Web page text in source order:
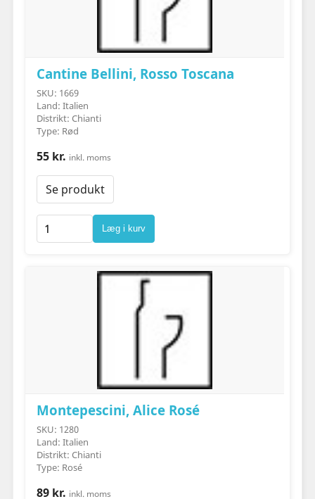
Cantine Bellini, Rosso Toscana
SKU: 1669
Land: Italien
Distrikt: Chianti
Type: Rød
55 kr. inkl. moms
Se produkt
Læg i kurv
Montepescini, Alice Rosé
SKU: 1280
Land: Italien
Distrikt: Chianti
Type: Rosé
89 kr. inkl. moms